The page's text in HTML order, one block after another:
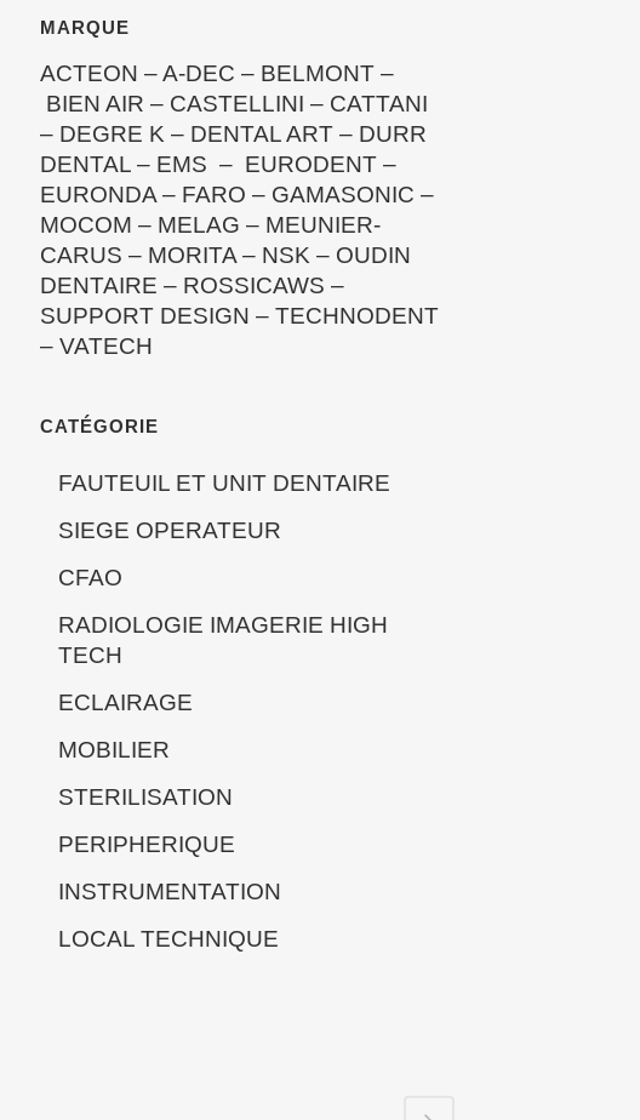
MARQUE
ACTEON –A-DEC – BELMONT–
BIEN AIR – CASTELLINI – CATTANI
– DEGRE K – DENTAL ART– DURR
DENTAL– EMS – EURODENT–
EURONDA– FARO – GAMASONIC –
MOCOM – MELAG – MEUNIER-
CARUS – MORITA– NSK – OUDIN
DENTAIRE – ROSSICAWS –
SUPPORT DESIGN – TECHNODENT
– VATECH
CATÉGORIE
FAUTEUIL ET UNIT DENTAIRE
SIEGE OPERATEUR
CFAO
RADIOLOGIE IMAGERIE HIGH
TECH
ECLAIRAGE
MOBILIER
STERILISATION
PERIPHERIQUE
INSTRUMENTATION
LOCAL TECHNIQUE